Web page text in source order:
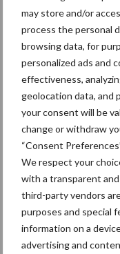
may store and/or
process the personal
browsing data, for
personalized ads and
effectiveness,
geolocation data, and
your consent will be
change or withdraw
“Consent
We respect your
with a transparent
third-party vendors
purposes and special
information on a
advertising and
waaronder bakken,
de machine veelzijdig
gebruikt worden in
geconfigureerd op
selectie van
kogelwerende
voorzetstukken tot
Naast zijn krachtige
zijn
onderhoudsintervallen